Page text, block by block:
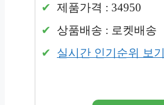
제품가격 : 34950
상품배송 : 로켓배송
실시간 인기순위 보기